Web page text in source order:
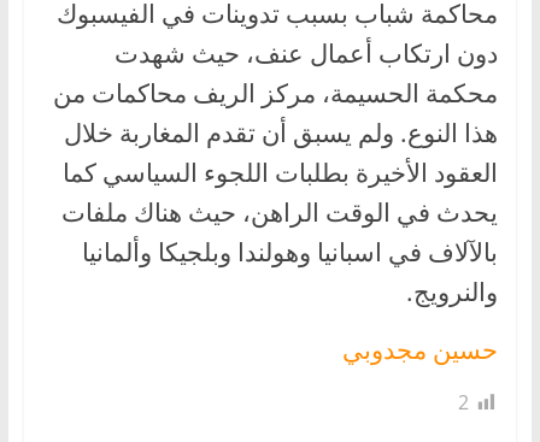
محاكمة شباب بسبب تدوينات في الفيسبوك
دون ارتكاب أعمال عنف، حيث شهدت
محكمة الحسيمة، مركز الريف محاكمات من
هذا النوع. ولم يسبق أن تقدم المغاربة خلال
العقود الأخيرة بطلبات اللجوء السياسي كما
يحدث في الوقت الراهن، حيث هناك ملفات
بالآلاف في اسبانيا وهولندا وبلجيكا وألمانيا
والنرويج.
حسين مجدوبي
2